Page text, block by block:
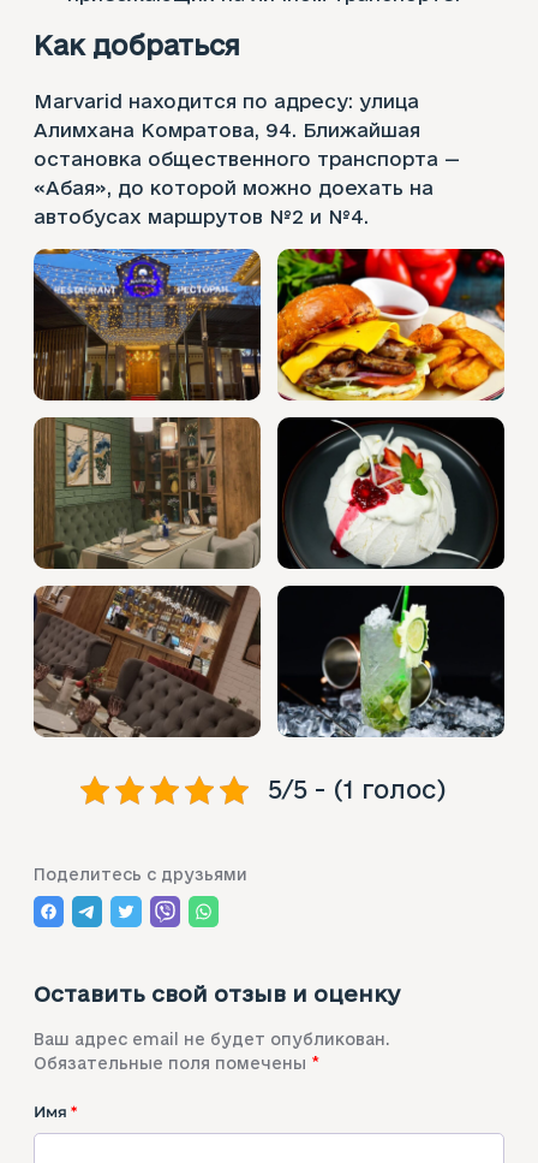
Как добраться
Marvarid находится по адресу: улица
Алимхана Комратова, 94. Ближайшая
остановка общественного транспорта —
«Абая», до которой можно доехать на
автобусах маршрутов №2 и №4.
5/5 - (1 голос)
Поделитесь с друзьями
Оставить свой отзыв и оценку
Ваш адрес email не будет опубликован.
Обязательные поля помечены *
Имя *